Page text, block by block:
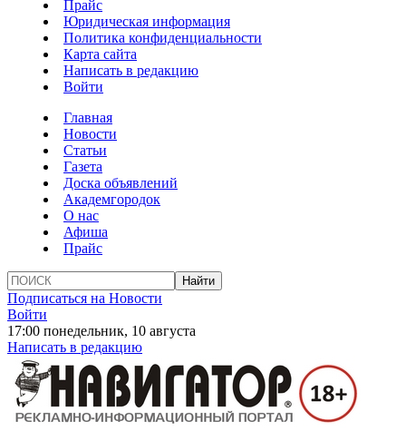
Прайс
Юридическая информация
Политика конфиденциальности
Карта сайта
Написать в редакцию
Войти
Главная
Новости
Статьи
Газета
Доска объявлений
Академгородок
О нас
Афиша
Прайс
Подписаться на Новости
Войти
17:00 понедельник, 10 августа
Написать в редакцию